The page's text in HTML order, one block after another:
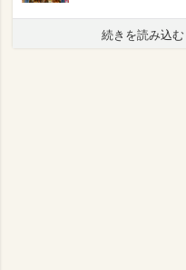
続きを読み込む